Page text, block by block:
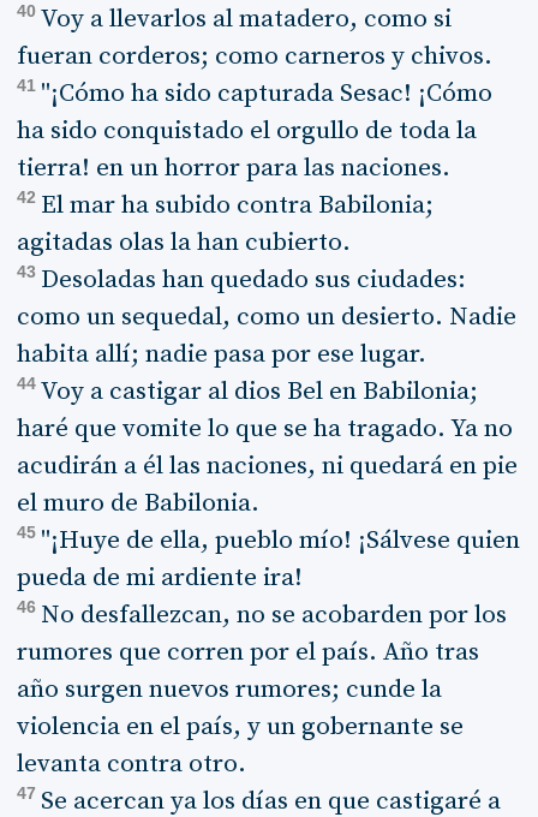
40 Voy a llevarlos al matadero, como si
fueran corderos; como carneros y chivos.
41 "¡Cómo ha sido capturada Sesac! ¡Cómo
ha sido conquistado el orgullo de toda la
tierra! en un horror para las naciones.
42 El mar ha subido contra Babilonia;
agitadas olas la han cubierto.
43 Desoladas han quedado sus ciudades:
como un sequedal, como un desierto. Nadie
habita allí; nadie pasa por ese lugar.
44 Voy a castigar al dios Bel en Babilonia;
haré que vomite lo que se ha tragado. Ya no
acudirán a él las naciones, ni quedará en pie
el muro de Babilonia.
45 "¡Huye de ella, pueblo mío! ¡Sálvese quien
pueda de mi ardiente ira!
46 No desfallezcan, no se acobarden por los
rumores que corren por el país. Año tras
año surgen nuevos rumores; cunde la
violencia en el país, y un gobernante se
levanta contra otro.
47 Se acercan ya los días en que castigaré a